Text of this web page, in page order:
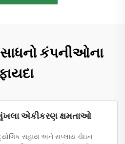
સાધનો કંપનીઓના
એકીકરણ ક્ષમતાઓ
સહાય અને સપ્લાય ચેઇન